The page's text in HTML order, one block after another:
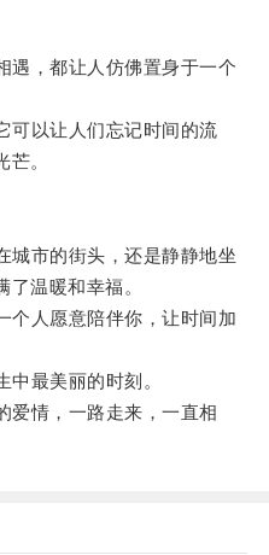
，都让人仿佛置身于一个
以让人们忘记时间的流
。
市的街头，还是静静地坐
温暖和幸福。
人愿意陪伴你，让时间加
最美丽的时刻。
情，一路走来，一直相